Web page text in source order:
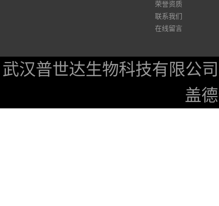
荣誉资质
联系我们
在线留言
武汉普世达生物科技有限公司
盖